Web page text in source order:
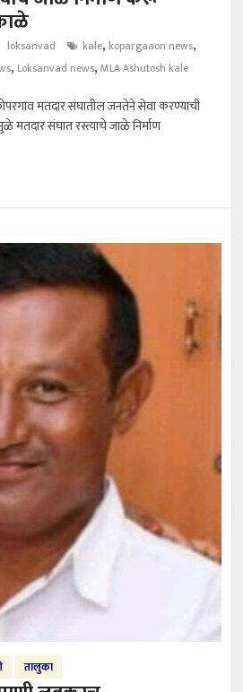
loksanvad kale, kopargaaon news,
, Loksanvad news,MLA Ashutosh kale
मतदार संघातील जनतेने सेवा करण्याची
मतदार संघात रस्त्याचे जाळे निर्माण
तालुका